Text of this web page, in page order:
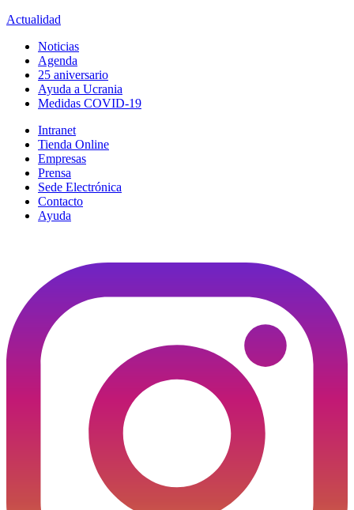
Actualidad
Noticias
Agenda
25 aniversario
Ayuda a Ucrania
Medidas COVID-19
Intranet
Tienda Online
Empresas
Prensa
Sede Electrónica
Contacto
Ayuda